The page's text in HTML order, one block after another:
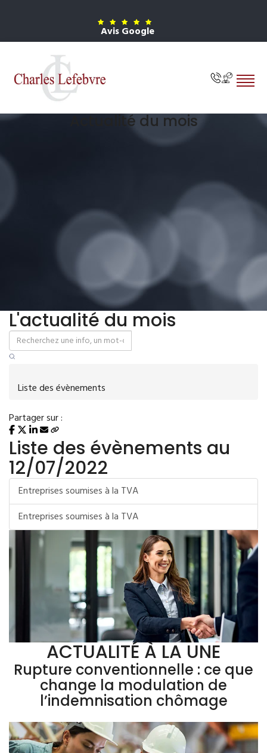
Avis Google
Actualité du mois
L'actualité du mois
Liste des évènements
Partager sur :
Liste des évènements au
12/07/2022
Entreprises soumises à la TVA
Entreprises soumises à la TVA
ACTUALITÉ À LA UNE
Rupture conventionnelle : ce que
change la modulation de
l’indemnisation chômage